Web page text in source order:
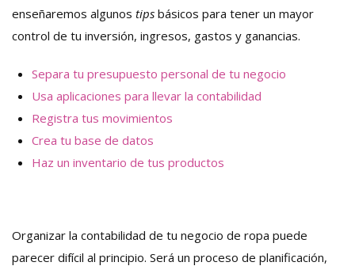
enseñaremos algunos tips básicos para tener un mayor
control de tu inversión, ingresos, gastos y ganancias.
Separa tu presupuesto personal de tu negocio
Usa aplicaciones para llevar la contabilidad
Registra tus movimientos
Crea tu base de datos
Haz un inventario de tus productos
Organizar la contabilidad de tu negocio de ropa puede
parecer difícil al principio. Será un proceso de planificación,